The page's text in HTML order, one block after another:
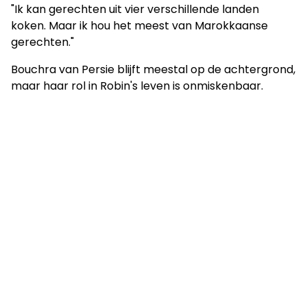
"Ik kan gerechten uit vier verschillende landen
koken. Maar ik hou het meest van Marokkaanse
gerechten."
Bouchra van Persie blijft meestal op de achtergrond,
maar haar rol in Robin's leven is onmiskenbaar.